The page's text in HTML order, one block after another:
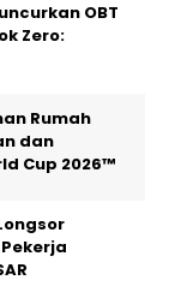
OBT
Zero:
Rumah
dan
Cup 2026™